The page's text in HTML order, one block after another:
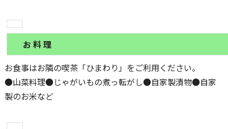
お 料 理
お食事はお隣の喫茶「ひまわり」をご利用ください。
●山菜料理●じゃがいもの煮っ転がし●自家製漬物●自家
製のお米など